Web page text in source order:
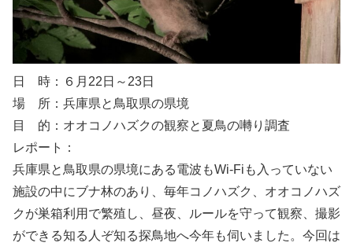
日 時：６月22日～23日
場 所：兵庫県と鳥取県の県境
目 的：オオコノハズクの観察と夏鳥の囀り調査
レポート：
兵庫県と鳥取県の県境にある電波もWi-Fiも入っていない
施設の中にブナ林のあり、毎年コノハズク、オオコノハズ
クが巣箱利用で繁殖し、昼夜、ルールを守って観察、撮影
ができる知る人ぞ知る探鳥地へ今年も伺いました。今回は